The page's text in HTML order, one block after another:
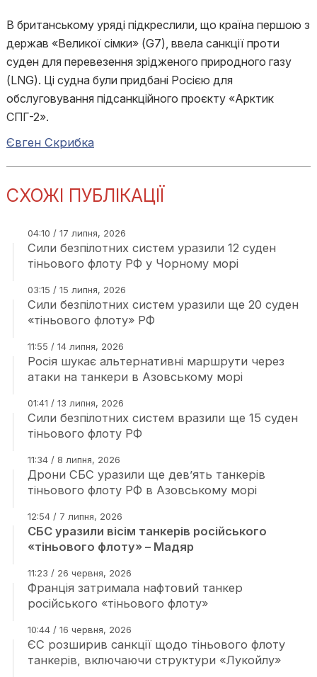
В британському уряді підкреслили, що країна першою з
держав «Великої сімки» (G7), ввела санкції проти
суден для перевезення зрідженого природного газу
(LNG). Ці судна були придбані Росією для
обслуговування підсанкційного проєкту «Арктик
СПГ-2».
Євген Скрибка
СХОЖІ ПУБЛІКАЦІЇ
04:10 / 17 липня, 2026
Сили безпілотних систем уразили 12 суден
тіньового флоту РФ у Чорному морі
03:15 / 15 липня, 2026
Сили безпілотних систем уразили ще 20 суден
«тіньового флоту» РФ
11:55 / 14 липня, 2026
Росія шукає альтернативні маршрути через
атаки на танкери в Азовському морі
01:41 / 13 липня, 2026
Сили безпілотних систем вразили ще 15 суден
тіньового флоту РФ
11:34 / 8 липня, 2026
Дрони СБС уразили ще дев’ять танкерів
тіньового флоту РФ в Азовському морі
12:54 / 7 липня, 2026
СБС уразили вісім танкерів російського
«тіньового флоту» – Мадяр
11:23 / 26 червня, 2026
Франція затримала нафтовий танкер
російського «тіньового флоту»
10:44 / 16 червня, 2026
ЄС розширив санкції щодо тіньового флоту
танкерів, включаючи структури «Лукойлу»